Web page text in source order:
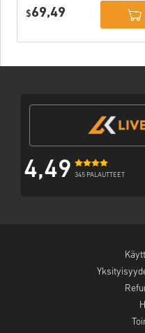
Deluxe Edition
$69,49
4,49 345 PALAUTTEET